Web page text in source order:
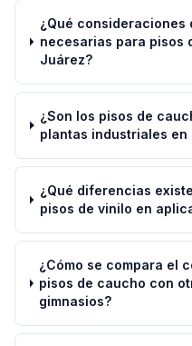
¿Qué consideraciones
necesarias para pisos
Juárez?
¿Son los pisos de
plantas industriales en
¿Qué diferencias
pisos de vinilo en
¿Cómo se compara el
pisos de caucho con
gimnasios?